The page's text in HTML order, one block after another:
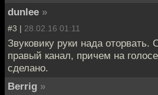
dunlee »
#3 | 28.02.16 01:11
Звуковику руки нада оторвать.
правый канал, причем на
сделано.
Berrig »